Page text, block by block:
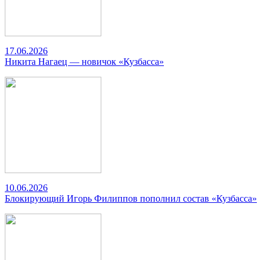
17.06.2026
Никита Нагаец — новичок «Кузбасса»
10.06.2026
Блокирующий Игорь Филиппов пополнил состав «Кузбасса»